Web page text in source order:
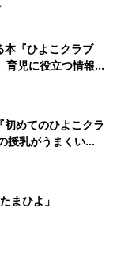
本『ひよこクラブ
児に役立つ情報が
めてのひよこクラ
授乳がうまくい
トラブル 解決テ
まひよ」